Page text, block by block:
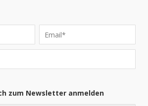
zum Newsletter anmelden